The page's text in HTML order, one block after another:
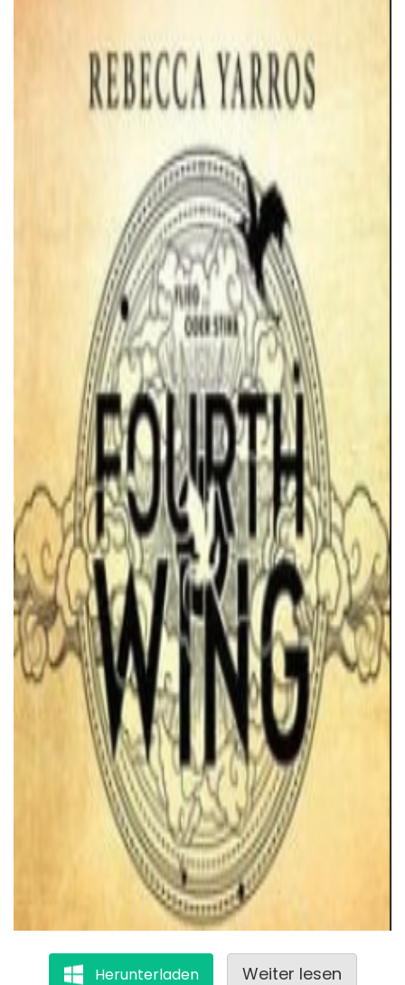
Herunterladen Weiter lesen